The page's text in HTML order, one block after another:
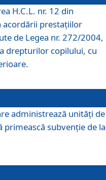
H.C.L. nr. 12 din
prestaţiilor
de Legea nr. 272/2004,
drepturilor copilului, cu
administrează unităţi de
subvenţie de la